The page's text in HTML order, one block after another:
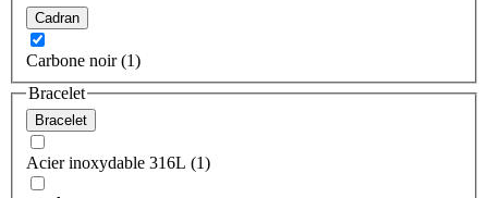
Cadran
Carbone noir (1)
Bracelet
Bracelet
Acier inoxydable 316L (1)